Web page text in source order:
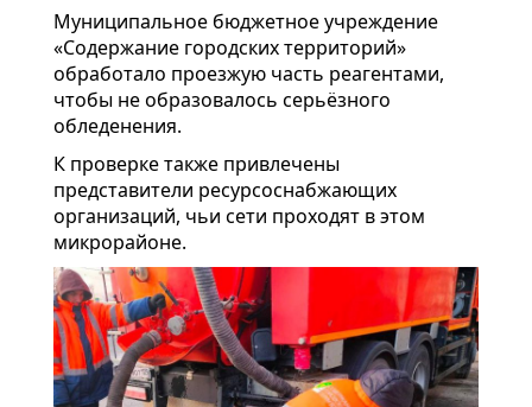
Муниципальное бюджетное учреждение
«Содержание городских территорий»
обработало проезжую часть реагентами,
чтобы не образовалось серьёзного
обледенения.
К проверке также привлечены
представители ресурсоснабжающих
организаций, чьи сети проходят в этом
микрорайоне.